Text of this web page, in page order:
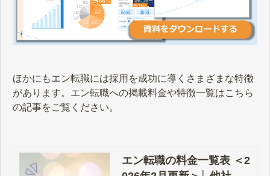
ほかにもエン転職には採用を成功に導くさまざまな特徴
があります。エン転職への掲載料金や特徴一覧はこちら
の記事をご覧ください。
エン転職の料金一覧表 ＜2